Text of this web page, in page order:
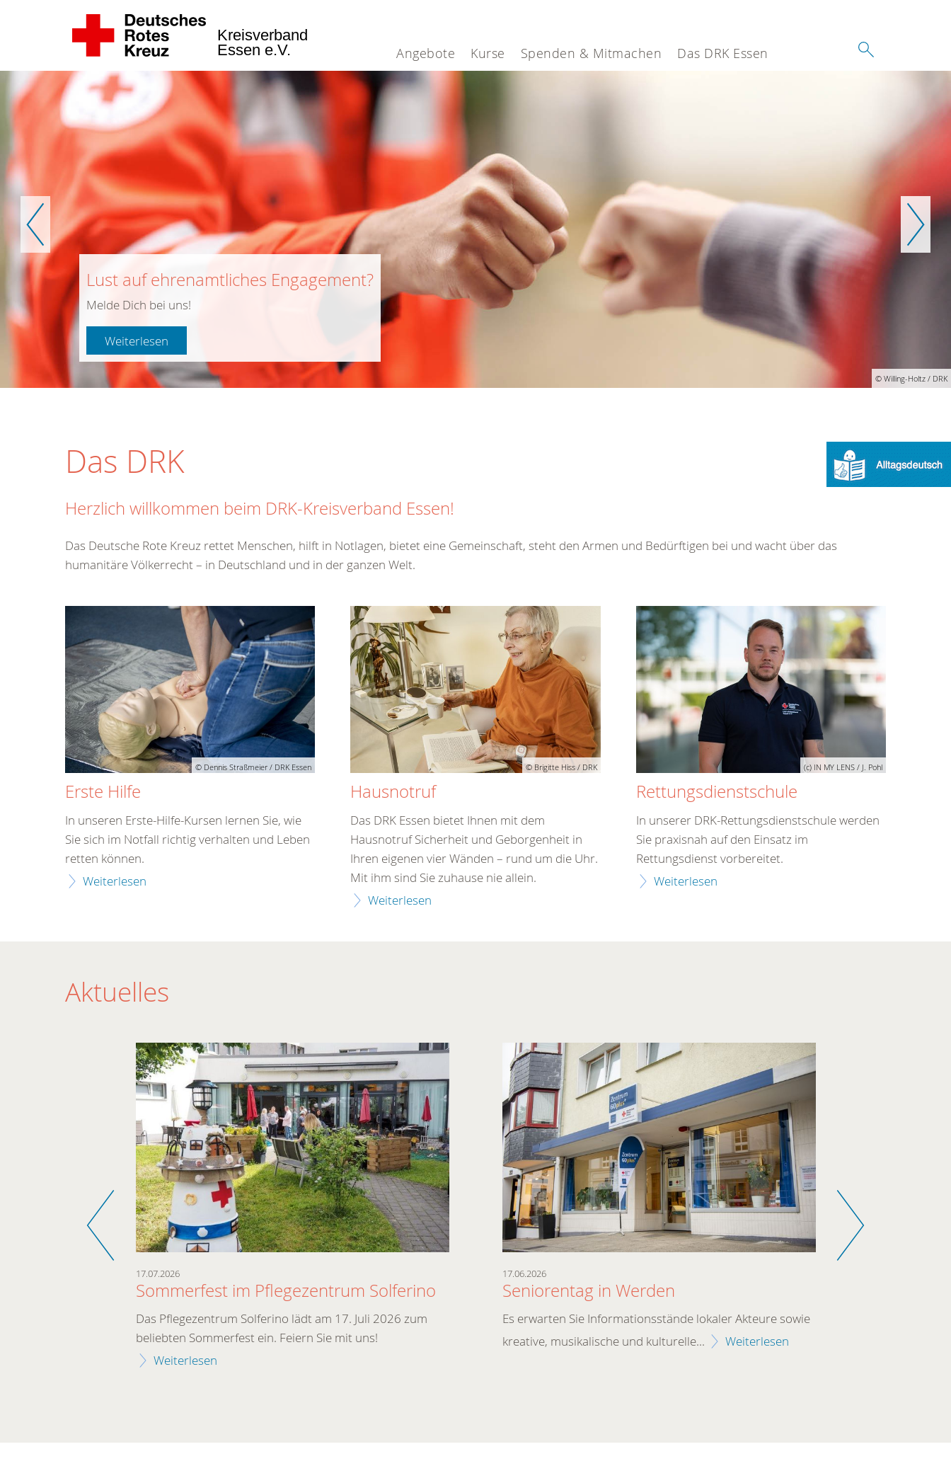
Angebote Kurse Spenden & Mitmachen Das DRK Essen
Kreisverband
Essen e.V.
Zurück
© Willing-Holtz / DRK
Lust auf ehrenamtliches Engagement?
Melde Dich bei uns!
Weiterlesen
Weiter
Das DRK
Herzlich willkommen beim DRK-Kreisverband Essen!
Das Deutsche Rote Kreuz rettet Menschen, hilft in Notlagen, bietet eine Gemeinschaft, steht den Armen und Bedürftigen bei und wacht über das
humanitäre Völkerrecht – in Deutschland und in der ganzen Welt.
© Dennis Straßmeier / DRK Essen
Erste Hilfe
In unseren Erste-Hilfe-Kursen lernen Sie, wie
Sie sich im Notfall richtig verhalten und Leben
retten können.
Weiterlesen
© Brigitte Hiss / DRK
Hausnotruf
Das DRK Essen bietet Ihnen mit dem
Hausnotruf Sicherheit und Geborgenheit in
Ihren eigenen vier Wänden – rund um die Uhr.
Mit ihm sind Sie zuhause nie allein.
Weiterlesen
(c) IN MY LENS / J. Pohl
Rettungsdienstschule
In unserer DRK-Rettungsdienstschule werden
Sie praxisnah auf den Einsatz im
Rettungsdienst vorbereitet.
Weiterlesen
Aktuelles
17.07.2026
Sommerfest im Pflegezentrum Solferino
Das Pflegezentrum Solferino lädt am 17. Juli 2026 zum
beliebten Sommerfest ein. Feiern Sie mit uns!
Weiterlesen
17.06.2026
Seniorentag in Werden
Es erwarten Sie Informationsstände lokaler Akteure sowie
kreative, musikalische und kulturelle...
Weiterlesen
Weiter